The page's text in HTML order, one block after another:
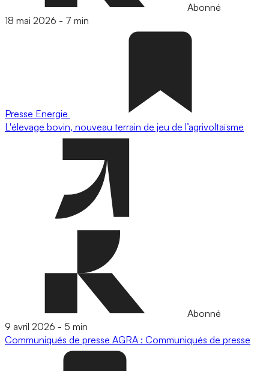
Abonné
18 mai 2026 - 7 min
Presse Energie
L'élevage bovin, nouveau terrain de jeu de l’agrivoltaïsme
Abonné
9 avril 2026 - 5 min
Communiqués de presse AGRA : Communiqués de presse